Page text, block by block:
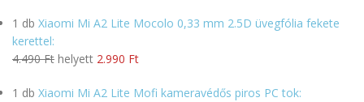
1 db Xiaomi Mi A2 Lite Mocolo 0,33 mm 2.5D üvegfólia fekete
kerettel:
4.490 Ft helyett 2.990 Ft
1 db Xiaomi Mi A2 Lite Mofi kameravédős piros PC tok: